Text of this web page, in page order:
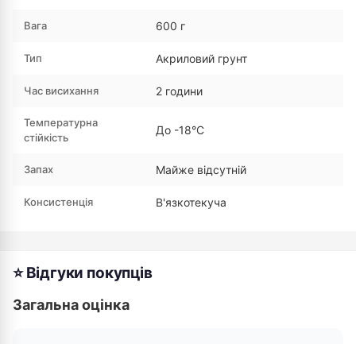
Вага 600 г
Тип Акриловий грунт
Час висихання 2 години
Температурна
стійкість
До -18°С
Запах Майже відсутній
Консистенція В'язкотекуча
⭐ Відгуки покупців
Загальна оцінка